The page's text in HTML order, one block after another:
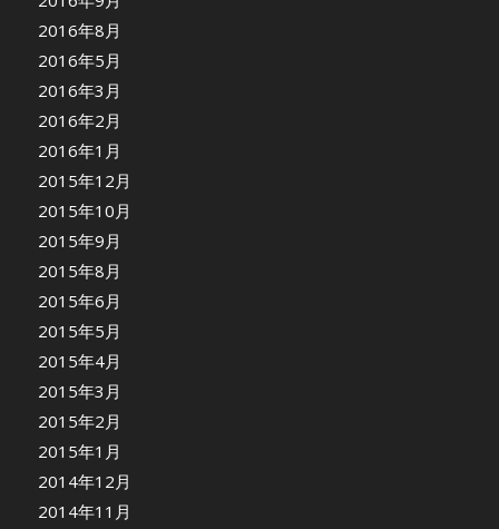
2016年8月
2016年5月
2016年3月
2016年2月
2016年1月
2015年12月
2015年10月
2015年9月
2015年8月
2015年6月
2015年5月
2015年4月
2015年3月
2015年2月
2015年1月
2014年12月
2014年11月